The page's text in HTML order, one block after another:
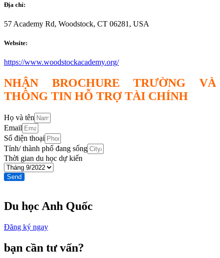
Địa chỉ:
57 Academy Rd, Woodstock, CT 06281, USA
Website:
https://www.woodstockacademy.org/
NHẬN BROCHURE TRƯỜNG VÀ
THÔNG TIN HỖ TRỢ TÀI CHÍNH
Họ và tên
Email
Số điện thoại
Tỉnh/ thành phố đang sống
Thời gian du học dự kiến
Send
Du học Anh Quốc
Đăng ký ngay
bạn cần tư vấn?